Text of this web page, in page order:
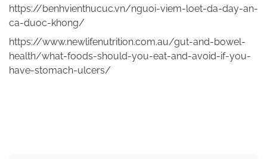
https://benhvienthucuc.vn/nguoi-viem-loet-da-day-an-
ca-duoc-khong/
https://www.newlifenutrition.com.au/gut-and-bowel-
health/what-foods-should-you-eat-and-avoid-if-you-
have-stomach-ulcers/